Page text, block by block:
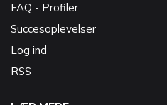
FAQ - Profiler
Succesoplevelser
Log ind
RSS